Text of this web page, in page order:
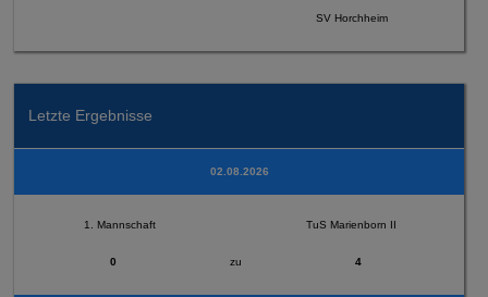
SV Horchheim
Letzte Ergebnisse
02.08.2026
1. Mannschaft TuS Marienborn II
0 zu 4